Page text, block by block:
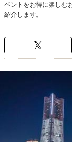
ベントをお得に楽しむ
紹介します。